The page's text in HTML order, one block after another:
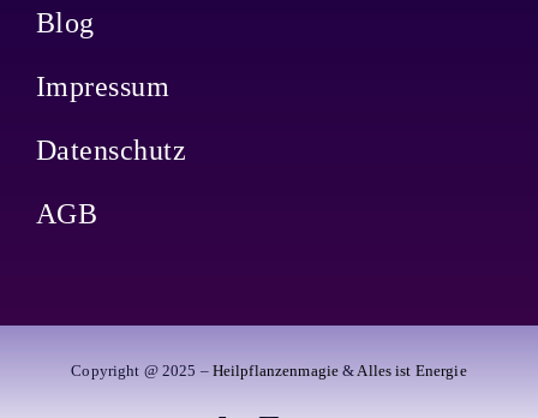
Blog
Impressum
Datenschutz
AGB
Copyright @ 2025 – Heilpflanzenmagie & Alles ist Energie